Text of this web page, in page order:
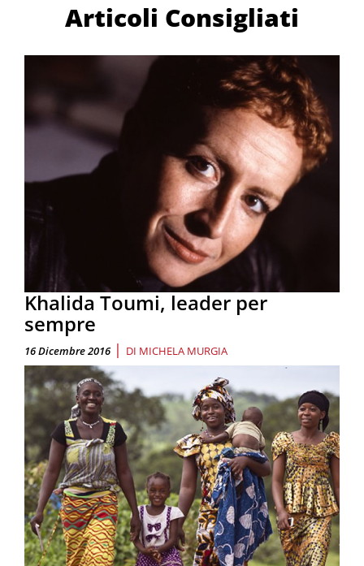
Articoli Consigliati
Khalida Toumi, leader per
sempre
16 Dicembre 2016 | DI MICHELA MURGIA